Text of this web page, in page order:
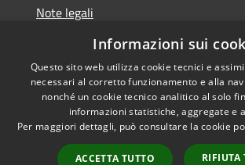
Note legali
Dichiarazione di accessibilità
Accessibilità
Copyright
Perarolo
by
Informazioni sui
Questo sito web utilizza cookie tecnici e
necessari al corretto funzionamento e alla
nonché un cookie tecnico analitico al solo
informazioni statistiche, aggregate e
Per maggiori dettagli, può consultare la cookie
ACCETTA TUTTO RIFIUTA